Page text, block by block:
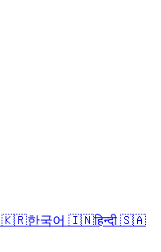
🇰🇷한국어 🇮🇳हिन्दी 🇸🇦